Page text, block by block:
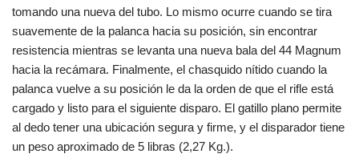
tomando una nueva del tubo. Lo mismo ocurre cuando se tira
suavemente de la palanca hacia su posición, sin encontrar
resistencia mientras se levanta una nueva bala del 44 Magnum
hacia la recámara. Finalmente, el chasquido nítido cuando la
palanca vuelve a su posición le da la orden de que el rifle está
cargado y listo para el siguiente disparo. El gatillo plano permite
al dedo tener una ubicación segura y firme, y el disparador tiene
un peso aproximado de 5 libras (2,27 Kg.).